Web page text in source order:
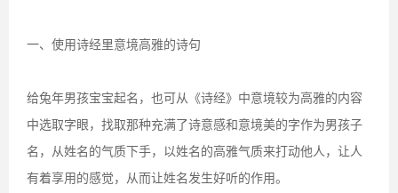
一、使用诗经里意境高雅的诗句
给兔年男孩宝宝起名，也可从《诗经》中意境较为高雅的内容
中选取字眼，找取那种充满了诗意感和意境美的字作为男孩子
名，从姓名的气质下手，以姓名的高雅气质来打动他人，让人
有着享用的感觉，从而让姓名发生好听的作用。